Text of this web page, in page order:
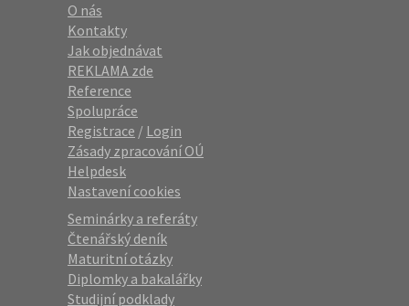
O nás
Kontakty
Jak objednávat
REKLAMA zde
Reference
Spolupráce
Registrace / Login
Zásady zpracování OÚ
Helpdesk
Nastavení cookies
Seminárky a referáty
Čtenářský deník
Maturitní otázky
Diplomky a bakalářky
Studijní podklady